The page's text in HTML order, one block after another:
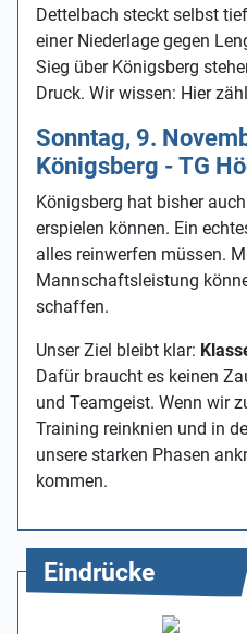
Dettelbach steckt selbst
einer Niederlage gegen
Sieg über Königsberg
Druck. Wir wissen: Hier
Sonntag, 9.
Königsberg - TG
Königsberg hat bisher
erspielen können. Ein
alles reinwerfen müssen.
Mannschaftsleistung
schaffen.
Unser Ziel bleibt klar:
Dafür braucht es keinen
und Teamgeist. Wenn wir
Training reinknien und in
unsere starken Phasen
kommen.
Eindrücke